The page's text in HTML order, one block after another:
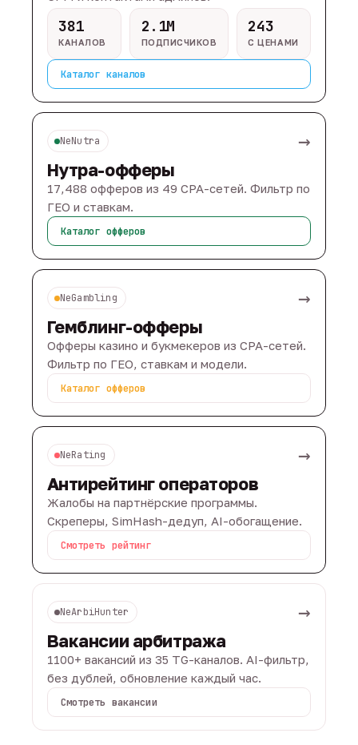
381
КАНАЛОВ
2.1M
ПОДПИСЧИКОВ
243
С ЦЕНАМИ
Каталог каналов
NeNutra →
Нутра-офферы
17,488 офферов из 49 CPA-сетей. Фильтр по
ГЕО и ставкам.
Каталог офферов
NeGambling →
Гемблинг-офферы
Офферы казино и букмекеров из CPA-сетей.
Фильтр по ГЕО, ставкам и модели.
Каталог офферов
NeRating →
Антирейтинг операторов
Жалобы на партнёрские программы.
Скреперы, SimHash-дедуп, AI-обогащение.
Смотреть рейтинг
NeArbiHunter →
Вакансии арбитража
1100+ вакансий из 35 TG-каналов. AI-фильтр,
без дублей, обновление каждый час.
Смотреть вакансии